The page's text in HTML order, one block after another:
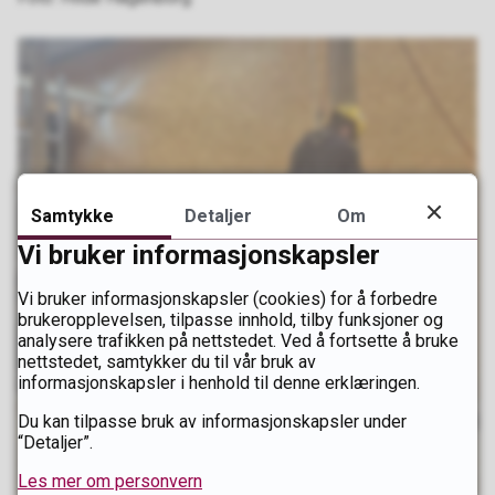
Samtykke Detaljer Om
Vi bruker informasjonskapsler
Vi bruker informasjonskapsler (cookies) for å forbedre
brukeropplevelsen, tilpasse innhold, tilby funksjoner og
analysere trafikken på nettstedet. Ved å fortsette å bruke
nettstedet, samtykker du til vår bruk av
informasjonskapsler i henhold til denne erklæringen.
Du kan tilpasse bruk av informasjonskapsler under
“Detaljer”.
Les mer om personvern